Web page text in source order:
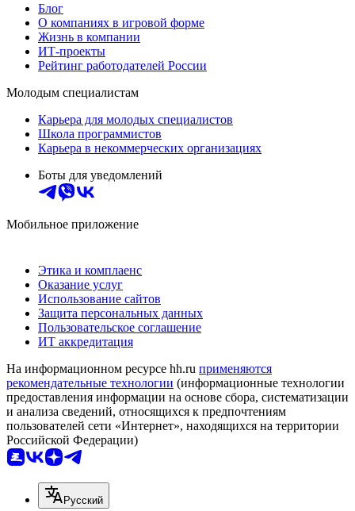
Блог
О компаниях в игровой форме
Жизнь в компании
ИТ-проекты
Рейтинг работодателей России
Молодым специалистам
Карьера для молодых специалистов
Школа программистов
Карьера в некоммерческих организациях
Боты для уведомлений
Мобильное приложение
Этика и комплаенс
Оказание услуг
Использование сайтов
Защита персональных данных
Пользовательское соглашение
ИТ аккредитация
На информационном ресурсе hh.ru применяются
рекомендательные технологии (информационные технологии
предоставления информации на основе сбора, систематизации
и анализа сведений, относящихся к предпочтениям
пользователей сети «Интернет», находящихся на территории
Российской Федерации)
Русский